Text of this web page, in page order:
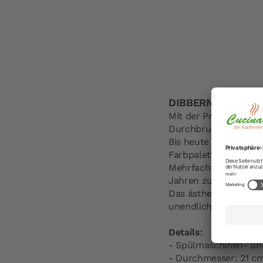
DIBBERN
Mit der Produktion
Durchbruch.
Bis heute ist
Farbpalette –
Mehrfach prämiert
Jahren zu den
Das ästhetisch-
unendliche
Details:
- Spülmaschinen-
- Durchmesser: 21